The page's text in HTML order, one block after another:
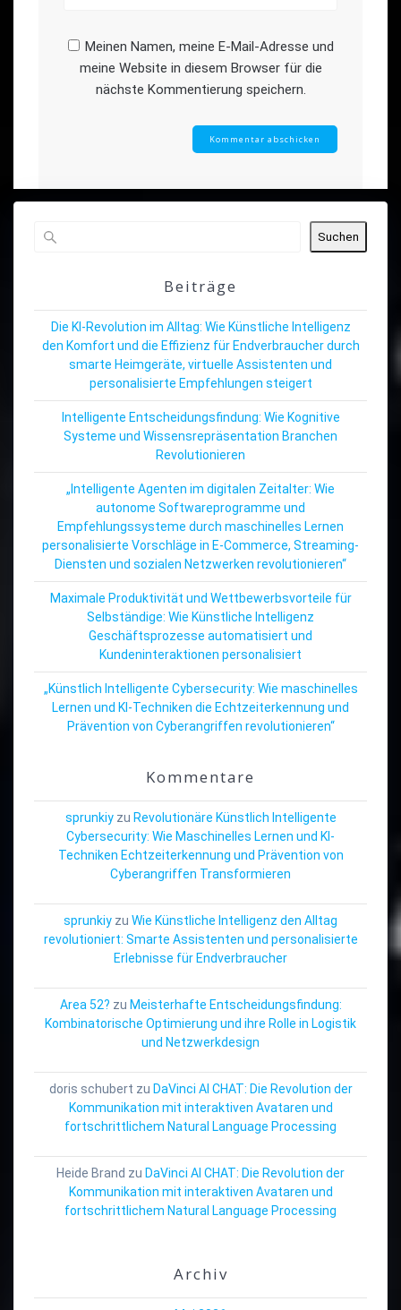
Meinen Namen, meine E-Mail-Adresse und
meine Website in diesem Browser für die
nächste Kommentierung speichern.
Suchen
Beiträge
Die KI-Revolution im Alltag: Wie Künstliche Intelligenz
den Komfort und die Effizienz für Endverbraucher durch
smarte Heimgeräte, virtuelle Assistenten und
personalisierte Empfehlungen steigert
Intelligente Entscheidungsfindung: Wie Kognitive
Systeme und Wissensrepräsentation Branchen
Revolutionieren
„Intelligente Agenten im digitalen Zeitalter: Wie
autonome Softwareprogramme und
Empfehlungssysteme durch maschinelles Lernen
personalisierte Vorschläge in E-Commerce, Streaming-
Diensten und sozialen Netzwerken revolutionieren“
Maximale Produktivität und Wettbewerbsvorteile für
Selbständige: Wie Künstliche Intelligenz
Geschäftsprozesse automatisiert und
Kundeninteraktionen personalisiert
„Künstlich Intelligente Cybersecurity: Wie maschinelles
Lernen und KI-Techniken die Echtzeiterkennung und
Prävention von Cyberangriffen revolutionieren“
Kommentare
sprunkiyzu Revolutionäre Künstlich Intelligente
Cybersecurity: Wie Maschinelles Lernen und KI-
Techniken Echtzeiterkennung und Prävention von
Cyberangriffen Transformieren
sprunkiy zu Wie Künstliche Intelligenz den Alltag
revolutioniert: Smarte Assistenten und personalisierte
Erlebnisse für Endverbraucher
Area 52? zu Meisterhafte Entscheidungsfindung:
Kombinatorische Optimierung und ihre Rolle in Logistik
und Netzwerkdesign
doris schubert zu DaVinci AI CHAT: Die Revolution der
Kommunikation mit interaktiven Avataren und
fortschrittlichem Natural Language Processing
Heide Brand zu DaVinci AI CHAT: Die Revolution der
Kommunikation mit interaktiven Avataren und
fortschrittlichem Natural Language Processing
Archiv